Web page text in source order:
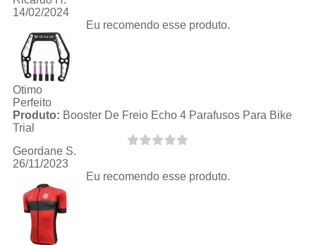
14/02/2024
Eu recomendo esse produto.
Otimo
Perfeito
Produto: Booster De Freio Echo 4 Parafusos Para Bike
Trial
Geordane S.
26/11/2023
Eu recomendo esse produto.